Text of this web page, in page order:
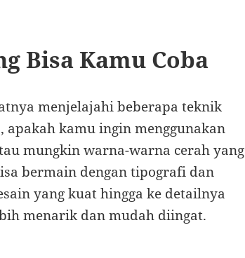
Bisa Kamu Coba
menjelajahi beberapa teknik
kamu ingin menggunakan
mungkin warna-warna cerah yang
bermain dengan tipografi dan
yang kuat hingga ke detailnya
menarik dan mudah diingat.